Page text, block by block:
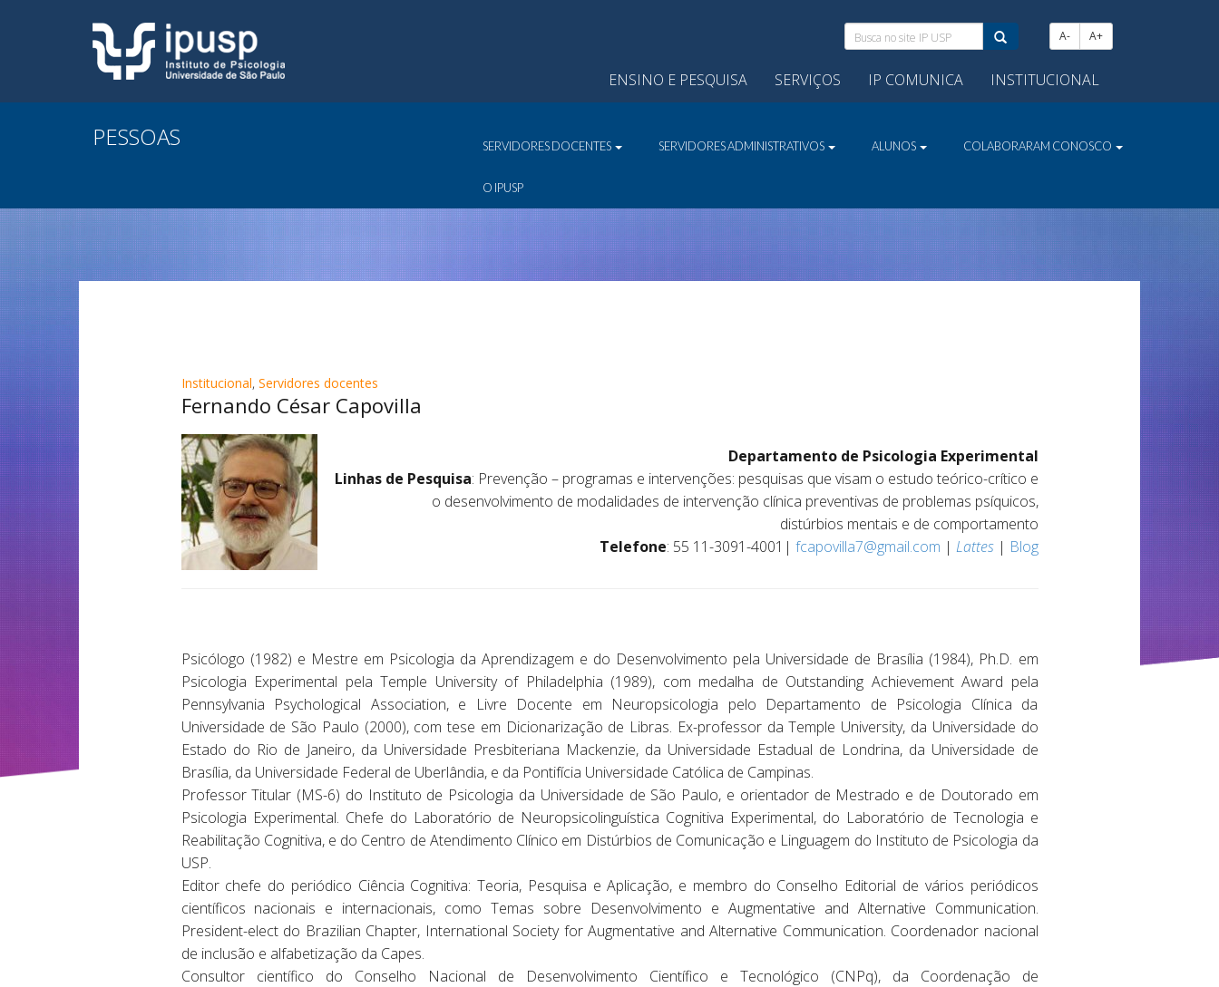
Busca
no
site
IP
A- A+
ENSINO E PESQUISA SERVIÇOS IP COMUNICA INSTITUCIONAL
PESSOAS SERVIDORES DOCENTES SERVIDORES ADMINISTRATIVOS ALUNOS COLABORARAM CONOSCO
O IPUSP
Institucional, Servidores docentes
Fernando César Capovilla
Departamento de Psicologia Experimental
Linhas de Pesquisa: Prevenção – programas e intervenções: pesquisas que visam o estudo teórico-crítico e
o desenvolvimento de modalidades de intervenção clínica preventivas de problemas psíquicos,
distúrbios mentais e de comportamento
Telefone: 55 11-3091-4001| fcapovilla7@gmail.com | Lattes | Blog
Psicólogo (1982) e Mestre em Psicologia da Aprendizagem e do Desenvolvimento pela Universidade de Brasília (1984), Ph.D. em
Psicologia Experimental pela Temple University of Philadelphia (1989), com medalha de Outstanding Achievement Award pela
Pennsylvania Psychological Association, e Livre Docente em Neuropsicologia pelo Departamento de Psicologia Clínica da
Universidade de São Paulo (2000), com tese em Dicionarização de Libras. Ex-professor da Temple University, da Universidade do
Estado do Rio de Janeiro, da Universidade Presbiteriana Mackenzie, da Universidade Estadual de Londrina, da Universidade de
Brasília, da Universidade Federal de Uberlândia, e da Pontifícia Universidade Católica de Campinas.
Professor Titular (MS-6) do Instituto de Psicologia da Universidade de São Paulo, e orientador de Mestrado e de Doutorado em
Psicologia Experimental. Chefe do Laboratório de Neuropsicolinguística Cognitiva Experimental, do Laboratório de Tecnologia e
Reabilitação Cognitiva, e do Centro de Atendimento Clínico em Distúrbios de Comunicação e Linguagem do Instituto de Psicologia da
USP.
Editor chefe do periódico Ciência Cognitiva: Teoria, Pesquisa e Aplicação, e membro do Conselho Editorial de vários periódicos
científicos nacionais e internacionais, como Temas sobre Desenvolvimento e Augmentative and Alternative Communication.
President-elect do Brazilian Chapter, International Society for Augmentative and Alternative Communication. Coordenador nacional
de inclusão e alfabetização da Capes.
Consultor científico do Conselho Nacional de Desenvolvimento Científico e Tecnológico (CNPq), da Coordenação de